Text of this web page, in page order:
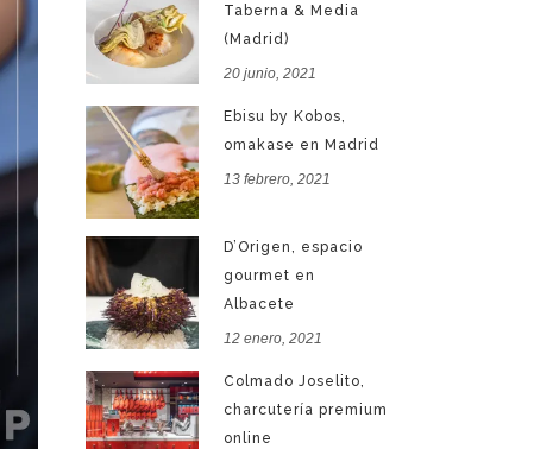
Taberna & Media
(Madrid)
20 junio, 2021
Ebisu by Kobos,
omakase en Madrid
13 febrero, 2021
D’Origen, espacio
gourmet en
Albacete
12 enero, 2021
Colmado Joselito,
charcutería premium
online